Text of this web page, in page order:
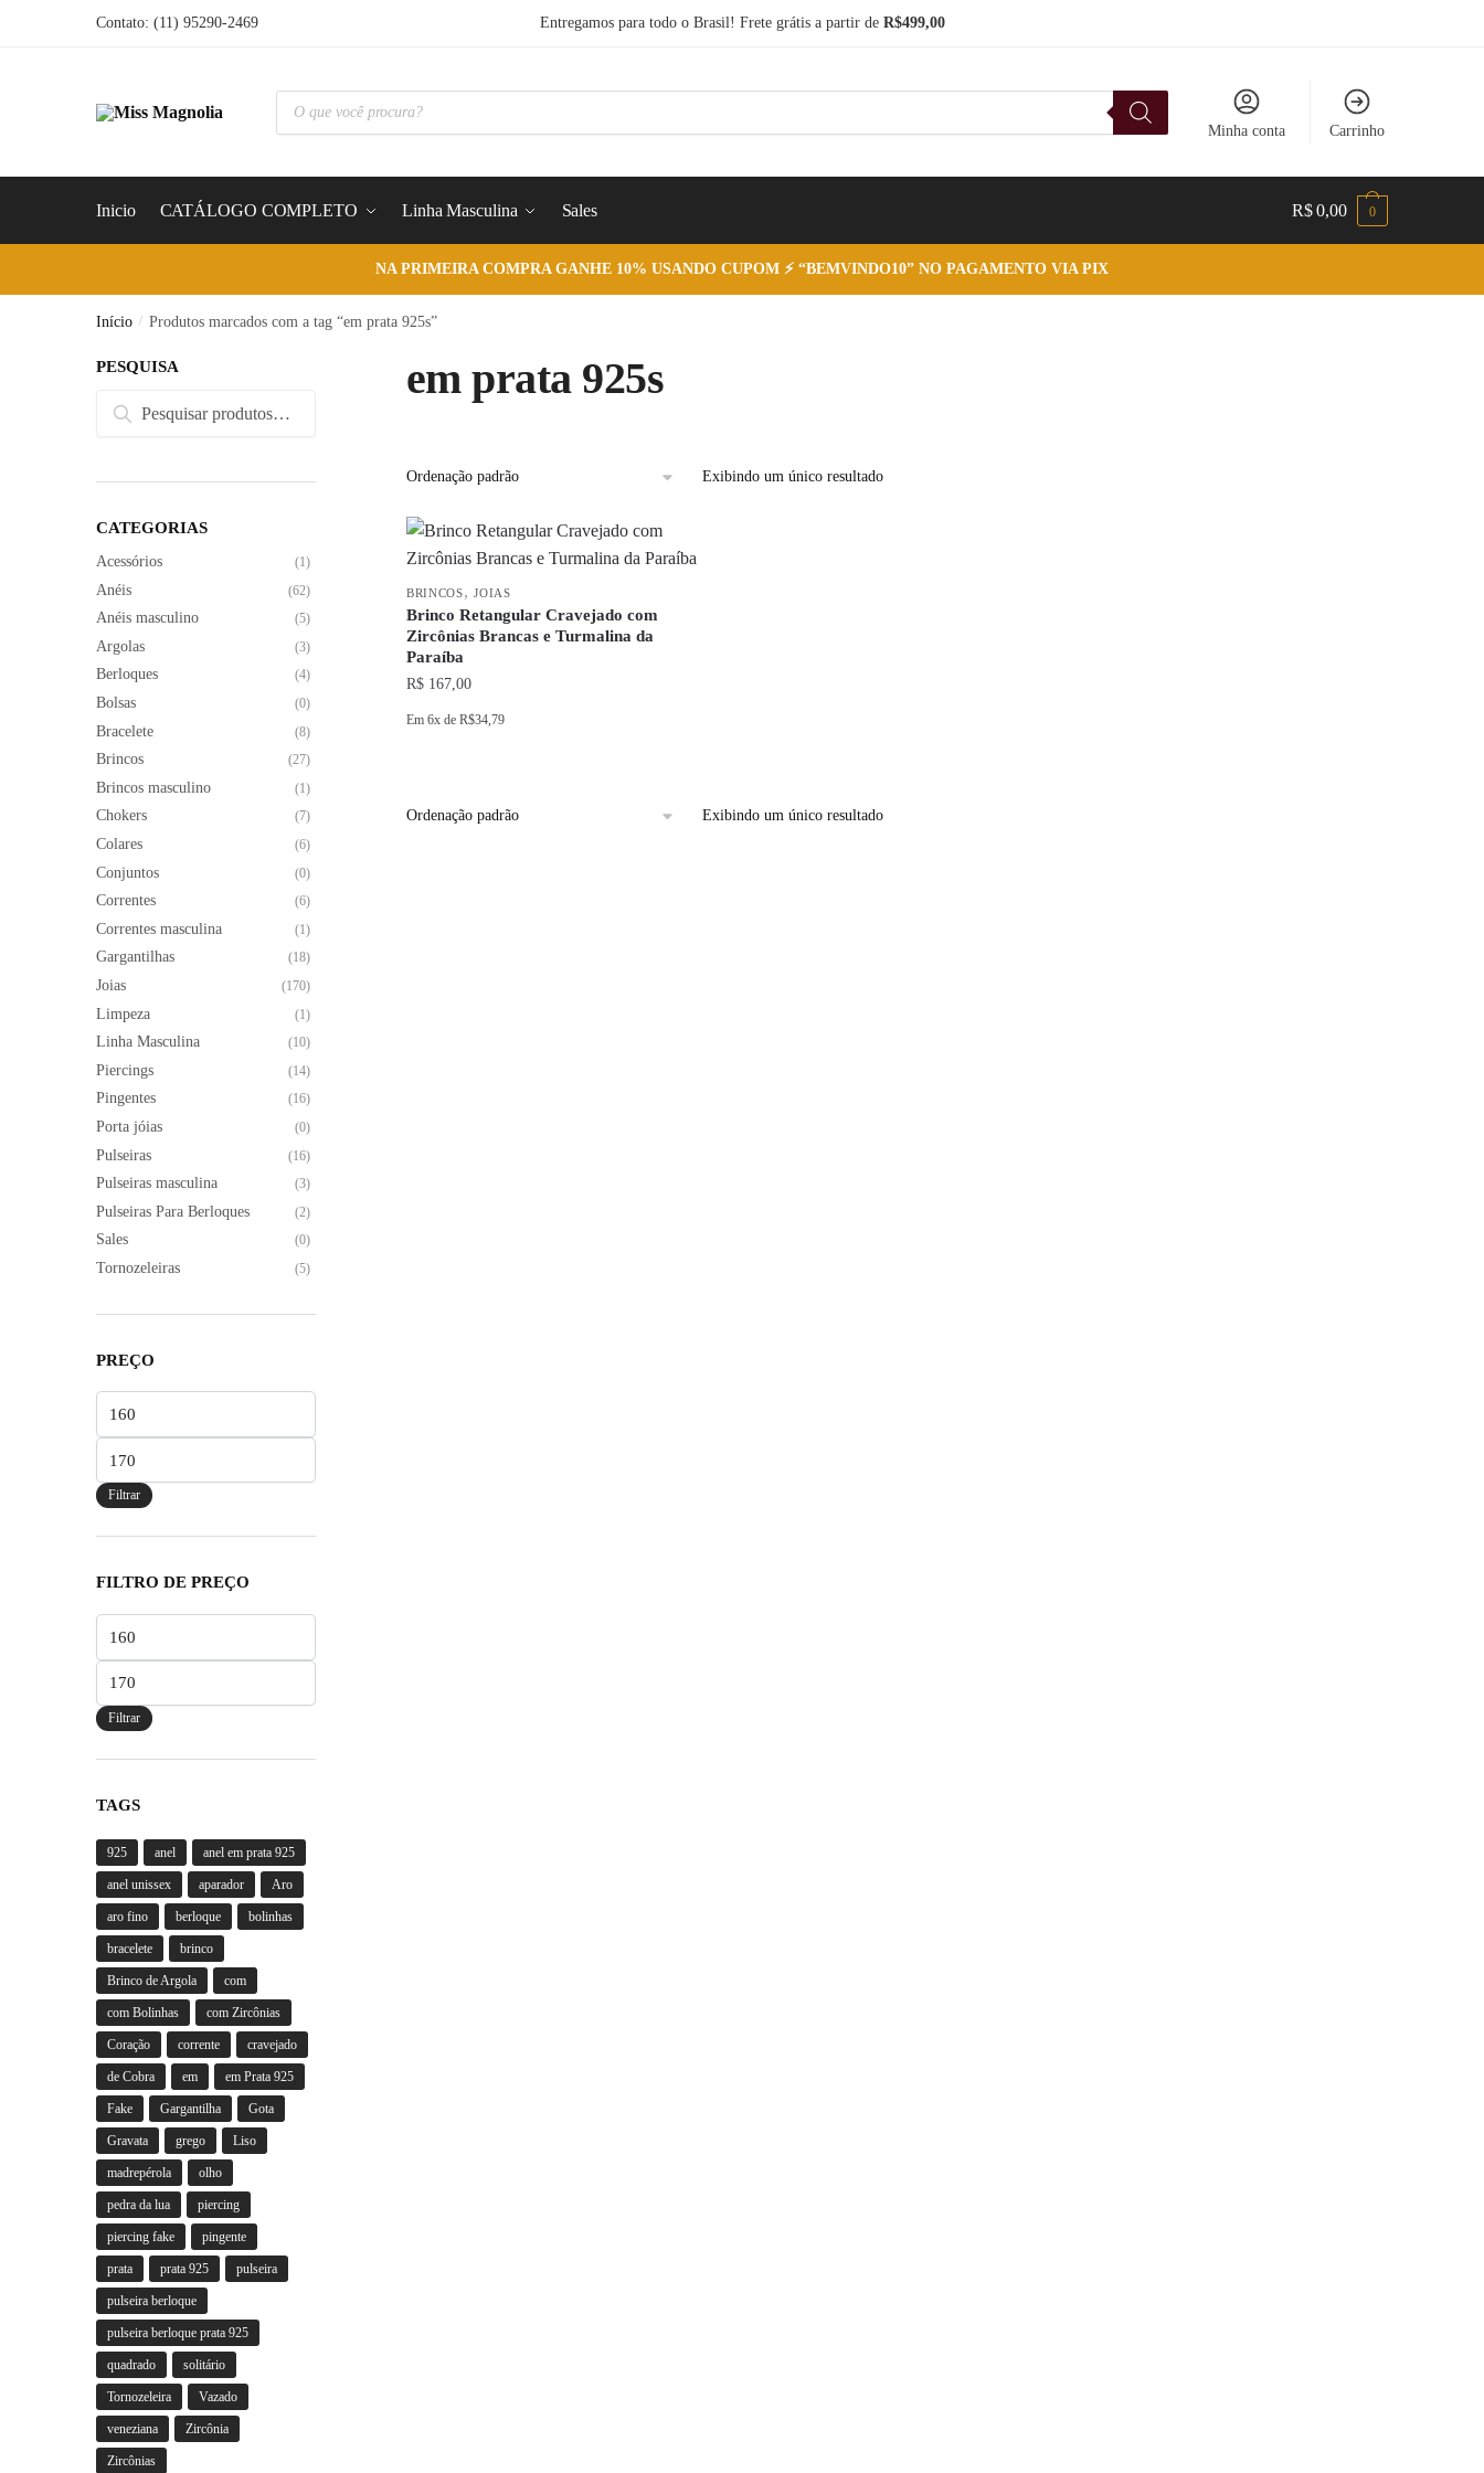
Contato: (11) 95290-2469 Entregamos para todo o Brasil! Frete grátis a partir deR$499,00
Pesquisar
produtos
Minha conta Carrinho
Inicio CATÁLOGO COMPLETO Linha Masculina Sales R$0,00 0
NA PRIMEIRA COMPRA GANHE 10% USANDO CUPOM ⚡ “BEMVINDO10” NO PAGAMENTO VIA PIX
Início / Produtos marcados com a tag “em prata 925s”
em prata 925s
Exibindo um único resultado
BRINCOS,JOIAS
Brinco Retangular Cravejado com
Zircônias Brancas e Turmalina da
Paraíba
R$167,00
Em 6xde R$34,79
Exibindo um único resultado
PESQUISA
Pesquisar
Pesquisar
CATEGORIAS
Acessórios (1)
Anéis (62)
Anéis masculino (5)
Argolas (3)
Berloques (4)
Bolsas (0)
Bracelete (8)
Brincos (27)
Brincos masculino (1)
Chokers (7)
Colares (6)
Conjuntos (0)
Correntes (6)
Correntes masculina (1)
Gargantilhas (18)
Joias (170)
Limpeza (1)
Linha Masculina (10)
Piercings (14)
Pingentes (16)
Porta jóias (0)
Pulseiras (16)
Pulseiras masculina (3)
Pulseiras Para Berloques (2)
Sales (0)
Tornozeleiras (5)
PREÇO
mínimo
máximo
Filtrar
FILTRO DE PREÇO
mínimo
máximo
Filtrar
TAGS
925 anel anel em prata 925
anel unissex aparador Aro
aro fino berloque bolinhas
bracelete brinco
Brinco de Argola com
com Bolinhas com Zircônias
Coração corrente cravejado
de Cobra em em Prata 925
Fake Gargantilha Gota
Gravata grego Liso
madrepérola olho
pedra da lua piercing
piercing fake pingente
prata prata 925 pulseira
pulseira berloque
pulseira berloque prata 925
quadrado solitário
Tornozeleira Vazado
veneziana Zircônia
Zircônias